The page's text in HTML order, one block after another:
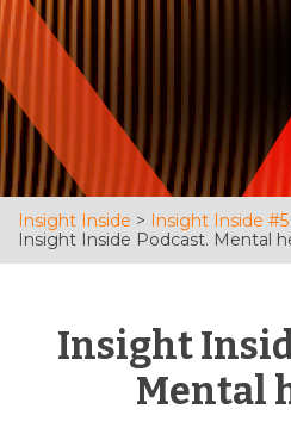
Insight Inside > Insight Inside #5
Insight Inside Podcast. Mental
Insight
Mental